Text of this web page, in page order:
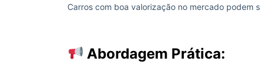
Carros com boa valorização no mercado podem
Abordagem Prática: